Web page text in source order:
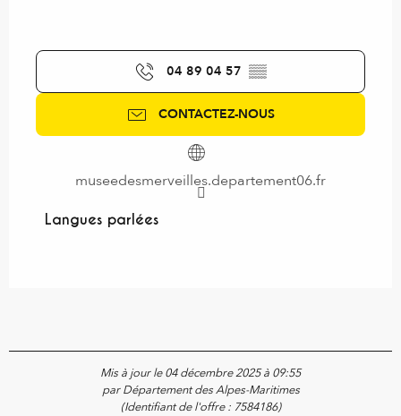
04 89 04 57 ▒▒
CONTACTEZ-NOUS
museedesmerveilles.departement06.fr
Langues parlées
Langues parlées
Mis à jour le 04 décembre 2025 à 09:55
par Département des Alpes-Maritimes
(Identifiant de l'offre : 7584186)